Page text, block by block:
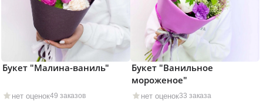
нет оценок49 заказов
Букет "Малина-ваниль"
нет оценок33 заказа
Букет "Ванильное
мороженое"